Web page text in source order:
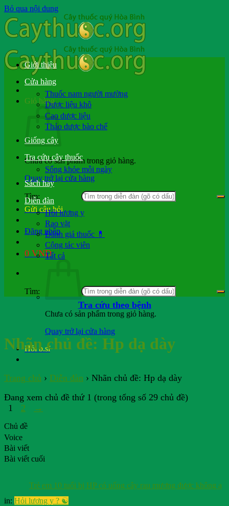
Bỏ qua nội dung
Giỏ hàng
Chưa có sản phẩm trong giỏ hàng.
Quay trở lại cửa hàng
Tìm:
Gửi câu hỏi
Đăng nhập
0 VND
Chưa có sản phẩm trong giỏ hàng.
Quay trở lại cửa hàng
Hỏi b.sĩ
Giới thiệu
Cửa hàng
Thuốc nam người mường
Dược liệu khô
Cao dược liệu
Thảo dược bào chế
Giống cây
Tra cứu cây thuốc
Sống khỏe mỗi ngày
Sách hay
Diễn đàn
Hỏi lương y
Rao vặt
Đánh giá thuốc 💊
Cộng tác viên
Tất cả
Tìm:
Tra cứu theo bệnh
Nhãn chủ đề: Hp dạ dày
Trang chủ › Diễn đàn › Nhãn chủ đề: Hp dạ dày
Đang xem chủ đề thứ 1 (trong tổng số 29 chủ đề)
1
2 →
Chủ đề
Voice
Bài viết
Bài viết cuối
Trẻ em 10 tuổi bị HP có uống cây rau mương được không ạ
in: Hỏi lương y ? ☯️